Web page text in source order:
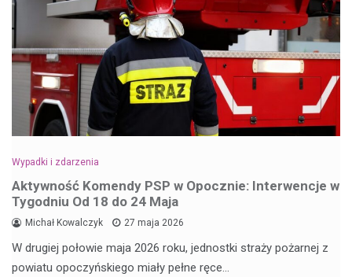
Wypadki i zdarzenia
Aktywność Komendy PSP w Opocznie: Interwencje w
Tygodniu Od 18 do 24 Maja
Michał Kowalczyk 27 maja 2026
W drugiej połowie maja 2026 roku, jednostki straży pożarnej z
powiatu opoczyńskiego miały pełne ręce…